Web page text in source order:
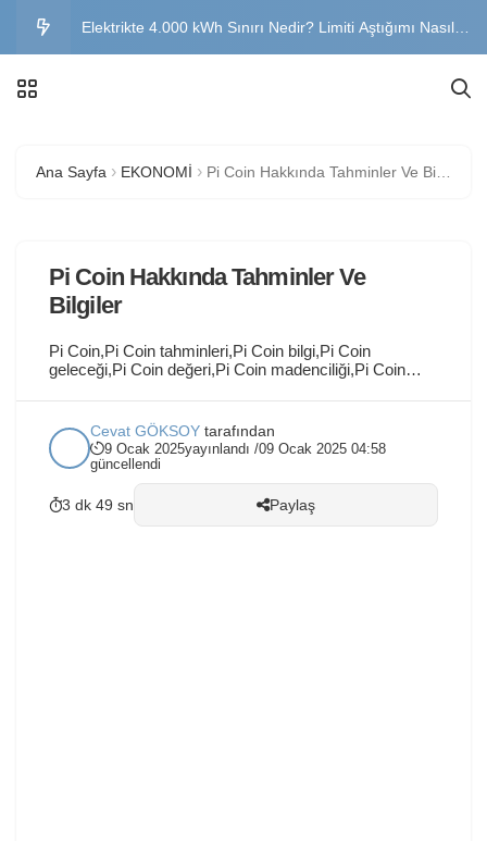
Elektrikte 4.000 kWh Sınırı Nedir? Limiti Aştığımı Nasıl
Son Kaynak Tedarik Tarifesi Nedir? 2026 SKTT Sınırı ve
Ana Sayfa EKONOMİ
Pi Coin Hakkında Tahminler Ve
Bilgiler
Pi Coin,Pi Coin tahminleri,Pi Coin bilgi,Pi Coin
geleceği,Pi Coin değeri,Pi Coin madenciliği,Pi Coin
bilgileri bu yazımızda bulabilirsiniz. Pi Davet Kodu:
cevatgoksoy Pi Coin Hakkında Tahminler ve Bilgiler
Kriptoda Makas Farkı Olmadan Gram Altın Almak
GRAMG × Kripto para dünyasının en dikkat çeken
projelerinden biri...
Cevat GÖKSOY tarafından
9 Ocak 2025yayınlandı /09 Ocak 2025 04:58
güncellendi
3 dk 49 sn Paylaş